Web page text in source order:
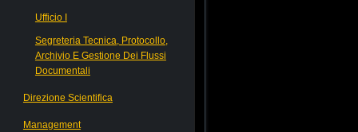
Ufficio I
Segreteria Tecnica, Protocollo,
Archivio E Gestione Dei Flussi
Documentali
Direzione Scientifica
Management